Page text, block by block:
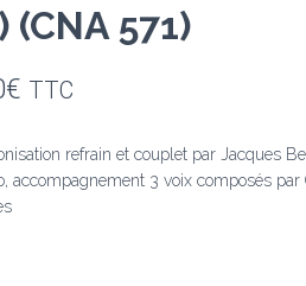
e
o
T
e
(CNA 571)
€ TTC
refrain et couplet par Jacques
accompagnement 3 voix composés par